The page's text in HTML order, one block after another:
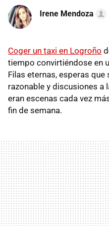
Irene Mendoza
Coger un taxi en Logroño
tiempo convirtiéndose en
Filas eternas, esperas
razonable y discusiones a
eran escenas cada vez
fin de semana.